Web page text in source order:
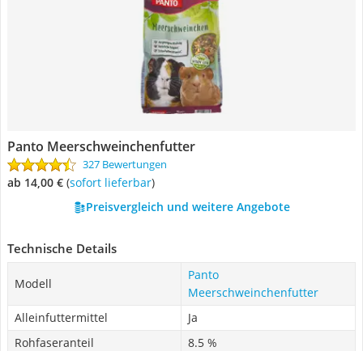
Panto Meerschweinchenfutter
327 Bewertungen
ab 14,00 € ( Sofort lieferbar)
Preisvergleich und weitere Angebote
Technische Details
Modell
Panto
Meerschweinchenfutter
Alleinfuttermittel
Ja
Rohfaseranteil
8.5 %